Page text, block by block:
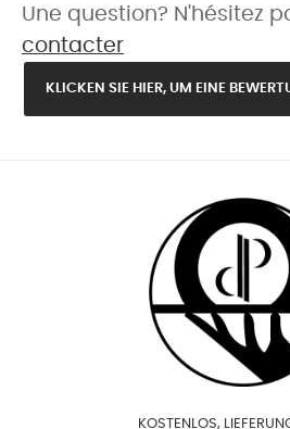
Une question? N'hésitez
contacter
KLICKEN SIE HIER, UM EINE
KOSTENLOS,